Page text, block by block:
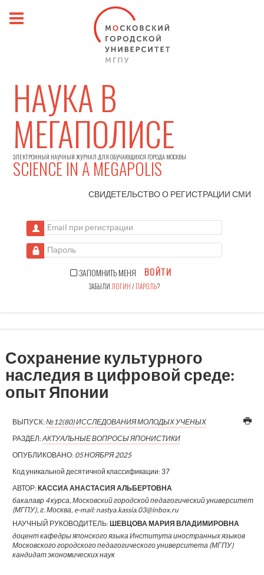
НАУКА В
МЕГАПОЛИСЕ
ЭЛЕКТРОННЫЙ НАУЧНЫЙ ЖУРНАЛ ДЛЯ ОБУЧАЮЩИХСЯ ГОРОДА МОСКВЫ
SCIENCE IN A MEGAPOLIS
СВИДЕТЕЛЬСТВО О РЕГИСТРАЦИИСМИ
Email при регистрации
Пароль
ЗАПОМНИТЬ МЕНЯ ВОЙТИ
ЗАБЫЛИ ЛОГИН/ПАРОЛЬ?
Сохранение культурного
наследия в цифровой среде:
опыт Японии
ВЫПУСК:№12(80) ИССЛЕДОВАНИЯ МОЛОДЫХ УЧЕНЫХ
РАЗДЕЛ:АКТУАЛЬНЫЕ ВОПРОСЫ ЯПОНИСТИКИ
ОПУБЛИКОВАНО: 05 НОЯБРЯ 2025
Код уникальной десятичной классификации: 37
АВТОР:КАССИА АНАСТАСИЯ АЛЬБЕРТОВНА
бакалавр 4 курса, Московский городской педагогический университет
(МГПУ), г. Москва, e-mail: nastya.kassia.03@inbox.ru
НАУЧНЫЙ РУКОВОДИТЕЛЬ:ШЕВЦОВА МАРИЯ ВЛАДИМИРОВНА
доцент кафедры японского языка Института иностранных языков
Московского городского педагогического университета (МГПУ)
кандидат экономических наук